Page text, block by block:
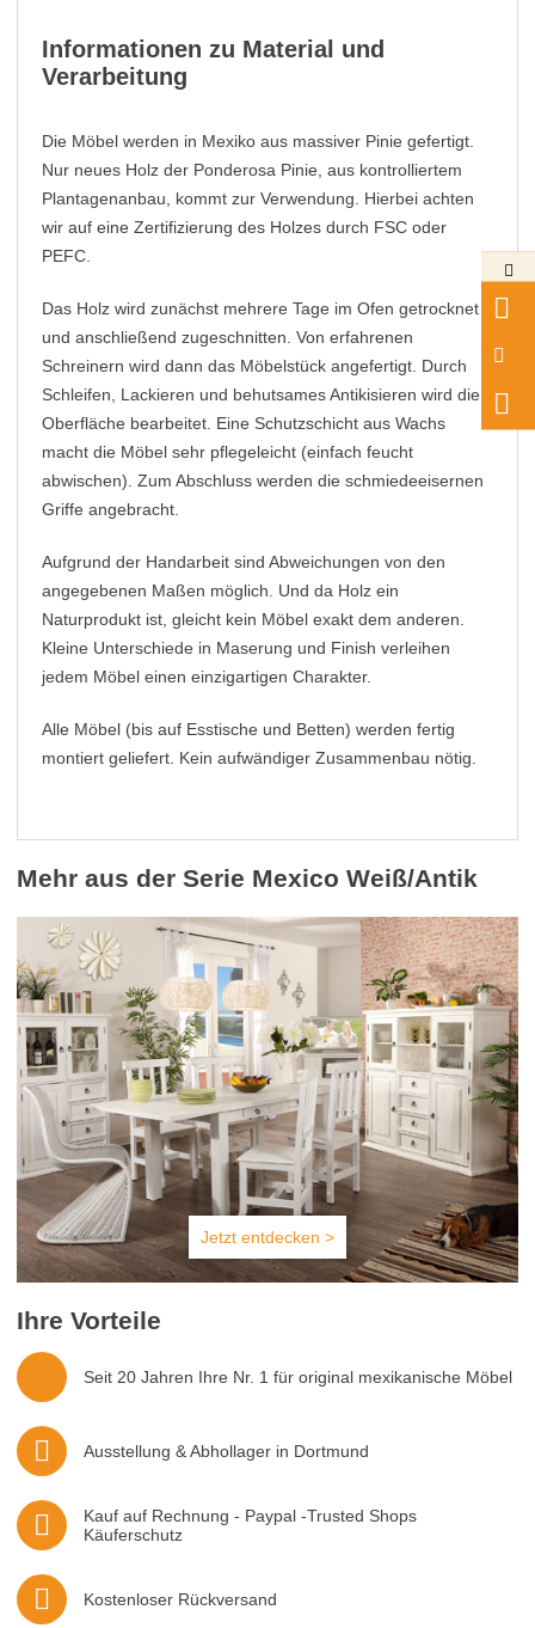
Informationen zu Material und
Verarbeitung
Die Möbel werden in Mexiko aus massiver Pinie gefertigt.
Nur neues Holz der Ponderosa Pinie, aus kontrolliertem
Plantagenanbau, kommt zur Verwendung. Hierbei achten
wir auf eine Zertifizierung des Holzes durch FSC oder
PEFC.
Das Holz wird zunächst mehrere Tage im Ofen getrocknet
und anschließend zugeschnitten. Von erfahrenen
Schreinern wird dann das Möbelstück angefertigt. Durch
Schleifen, Lackieren und behutsames Antikisieren wird die
Oberfläche bearbeitet. Eine Schutzschicht aus Wachs
macht die Möbel sehr pflegeleicht (einfach feucht
abwischen). Zum Abschluss werden die schmiedeeisernen
Griffe angebracht.
Aufgrund der Handarbeit sind Abweichungen von den
angegebenen Maßen möglich. Und da Holz ein
Naturprodukt ist, gleicht kein Möbel exakt dem anderen.
Kleine Unterschiede in Maserung und Finish verleihen
jedem Möbel einen einzigartigen Charakter.
Alle Möbel (bis auf Esstische und Betten) werden fertig
montiert geliefert. Kein aufwändiger Zusammenbau nötig.
Mehr aus der Serie Mexico Weiß/Antik
Jetzt entdecken >
Ihre Vorteile
Seit 20 Jahren Ihre Nr. 1 für original mexikanische Möbel
Ausstellung & Abhollager in Dortmund
Kauf auf Rechnung - Paypal -Trusted Shops
Käuferschutz
Kostenloser Rückversand